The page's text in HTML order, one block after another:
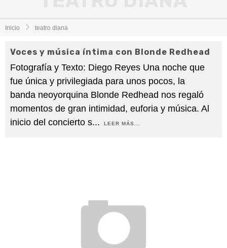
Inicio teatro diana
91
Voces y música íntima con Blonde Redhead
Fotografía y Texto: Diego Reyes Una noche que
fue única y privilegiada para unos pocos, la
banda neoyorquina Blonde Redhead nos regaló
momentos de gran intimidad, euforia y música. Al
inicio del concierto s... LEER MÁS...